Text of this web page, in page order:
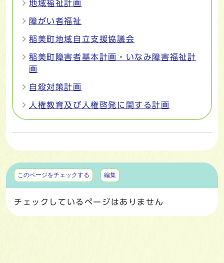
地域福祉計画
障がい者福祉
稲美町地域自立支援協議会
稲美町障害者基本計画・いなみ障害福祉計
画
自殺対策計画
人権教育及び人権啓発に関する計画
マイページ
このページをチェックする 編集
チェックしているページはありません